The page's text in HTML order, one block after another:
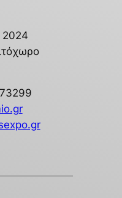
2024